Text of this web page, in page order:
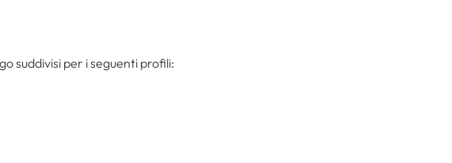
suddivisi per i seguenti profili: